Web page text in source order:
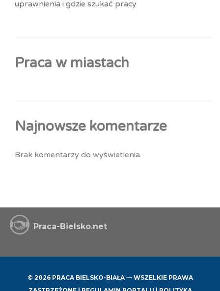
uprawnienia i gdzie szukać pracy
Praca w miastach
Najnowsze komentarze
Brak komentarzy do wyświetlenia.
Praca-Bielsko.net
© 2026 PRACA BIELSKO-BIAŁA — WSZELKIE PRAWA